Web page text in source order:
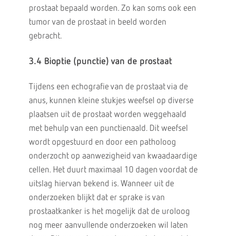
prostaat bepaald worden. Zo kan soms ook een
tumor van de prostaat in beeld worden
gebracht.
3.4 Bioptie (punctie) van de prostaat
Tijdens een echografie van de prostaat via de
anus, kunnen kleine stukjes weefsel op diverse
plaatsen uit de prostaat worden weggehaald
met behulp van een punctienaald. Dit weefsel
wordt opgestuurd en door een patholoog
onderzocht op aanwezigheid van kwaadaardige
cellen. Het duurt maximaal 10 dagen voordat de
uitslag hiervan bekend is. Wanneer uit de
onderzoeken blijkt dat er sprake is van
prostaatkanker is het mogelijk dat de uroloog
nog meer aanvullende onderzoeken wil laten